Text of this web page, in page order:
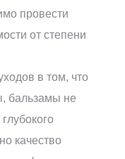
провести
от степени
в том, что
бальзамы не
качество